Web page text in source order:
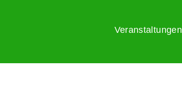
Veranstaltungen